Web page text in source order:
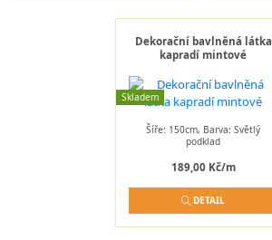
Dekorační bavlněná látka
kapradí mintové
Skladem
Šíře: 150cm, Barva: Světlý
podklad
189,00 Kč/m
DETAIL